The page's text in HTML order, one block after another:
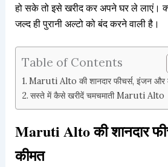
हो सके तो इसे खरीद कर अपने घर ले लाएं।
जल्द ही पुरानी अल्टो को बंद करने वाली है।
Table of Contents
Maruti Alto की शानदार फीचर्स, इंजन और
सस्ते में कैसे खरीदें चमचमाती Maruti Alto
Maruti Alto की शानदार
कीमत